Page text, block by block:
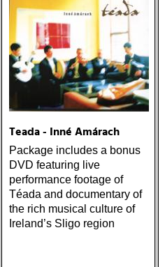
Teada - Inné Amárach
Package includes a bonus
DVD featuring live
performance footage of
Téada and documentary of
the rich musical culture of
Ireland’s Sligo region